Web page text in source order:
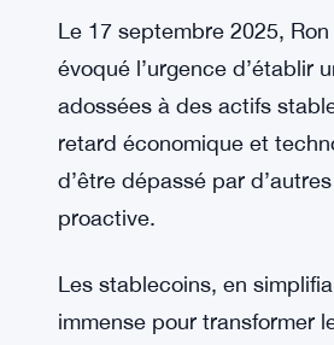
Le 17 septembre 2025,
évoqué l’urgence d’établir
adossées à des actifs
retard économique et
d’être dépassé par
proactive.
Les stablecoins, en
immense pour transformer